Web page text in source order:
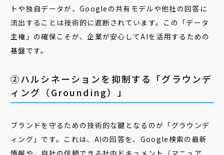
トや独自データが、Googleの共有モデルや他社の回答に
流出することは技術的に遮断されています。この「データ
主権」の確保こそが、企業が安心してAIを活用するための
基盤です。
②ハルシネーションを抑制する「グラウンデ
ィング（Grounding）」
ブランドを守るための技術的な鍵となるのが「グラウンデ
ィング」です。これは、AIの回答を、Google検索の最新
情報や、自社の信頼できる社内ドキュメント（マニュア